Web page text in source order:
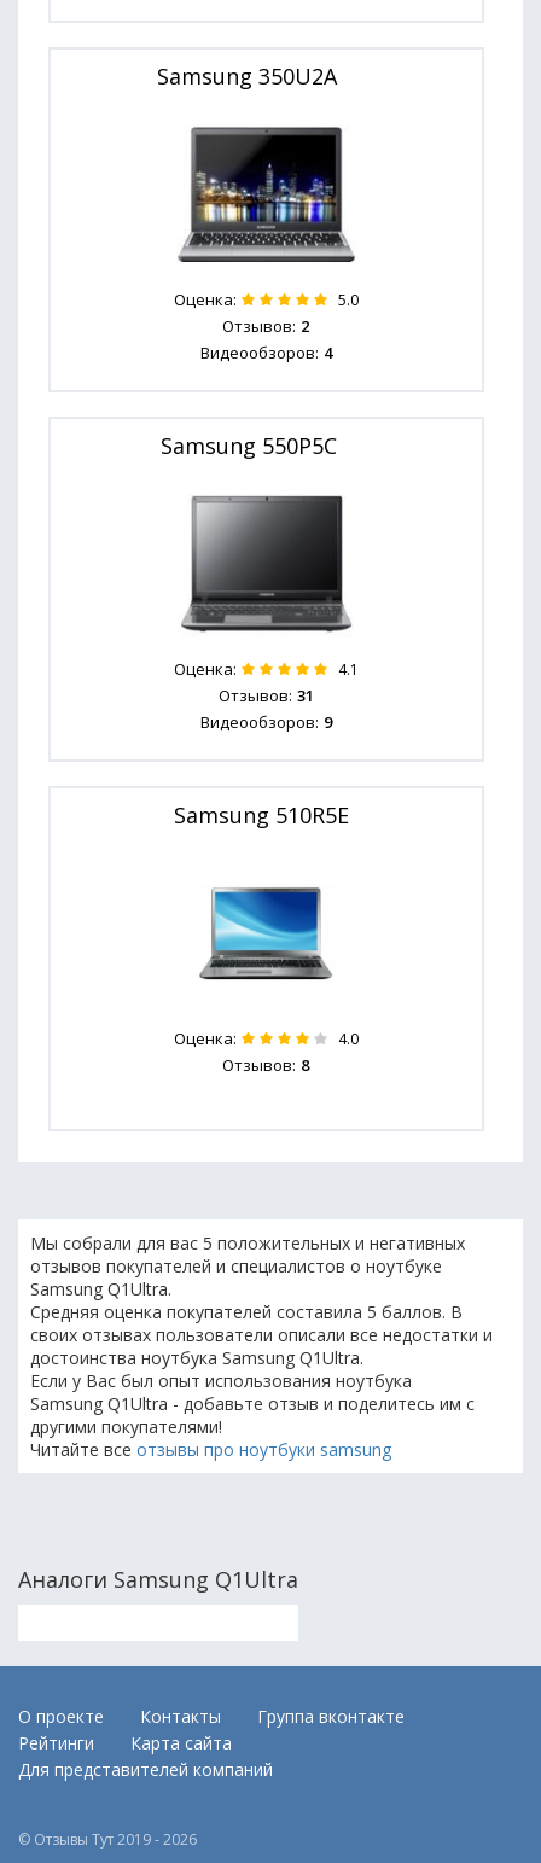
Samsung 350U2A
Оценка: 5.0
Отзывов: 2
Видеообзоров: 4
Samsung 550P5C
Оценка: 4.1
Отзывов: 31
Видеообзоров: 9
Samsung 510R5E
Оценка: 4.0
Отзывов: 8
Мы собрали для вас 5 положительных и негативных
отзывов покупателей и специалистов о ноутбуке
Samsung Q1Ultra.
Средняя оценка покупателей составила 5 баллов. В
своих отзывах пользователи описали все недостатки и
достоинства ноутбука Samsung Q1Ultra.
Если у Вас был опыт использования ноутбука
Samsung Q1Ultra - добавьте отзыв и поделитесь им с
другими покупателями!
Читайте все отзывы про ноутбуки samsung
Аналоги Samsung Q1Ultra
О проекте Контакты
Группа вконтакте
Рейтинги
Карта сайта
Для представителей компаний
© Отзывы Тут 2019 - 2026